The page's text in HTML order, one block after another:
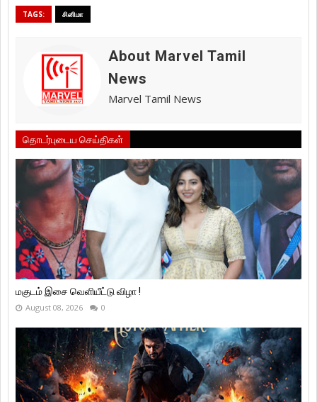
TAGS: சினிமா
About Marvel Tamil
News
Marvel Tamil News
தொடர்புடைய செய்திகள்
மகுடம் இசை வெளியீட்டு விழா !
August 08, 2026 0